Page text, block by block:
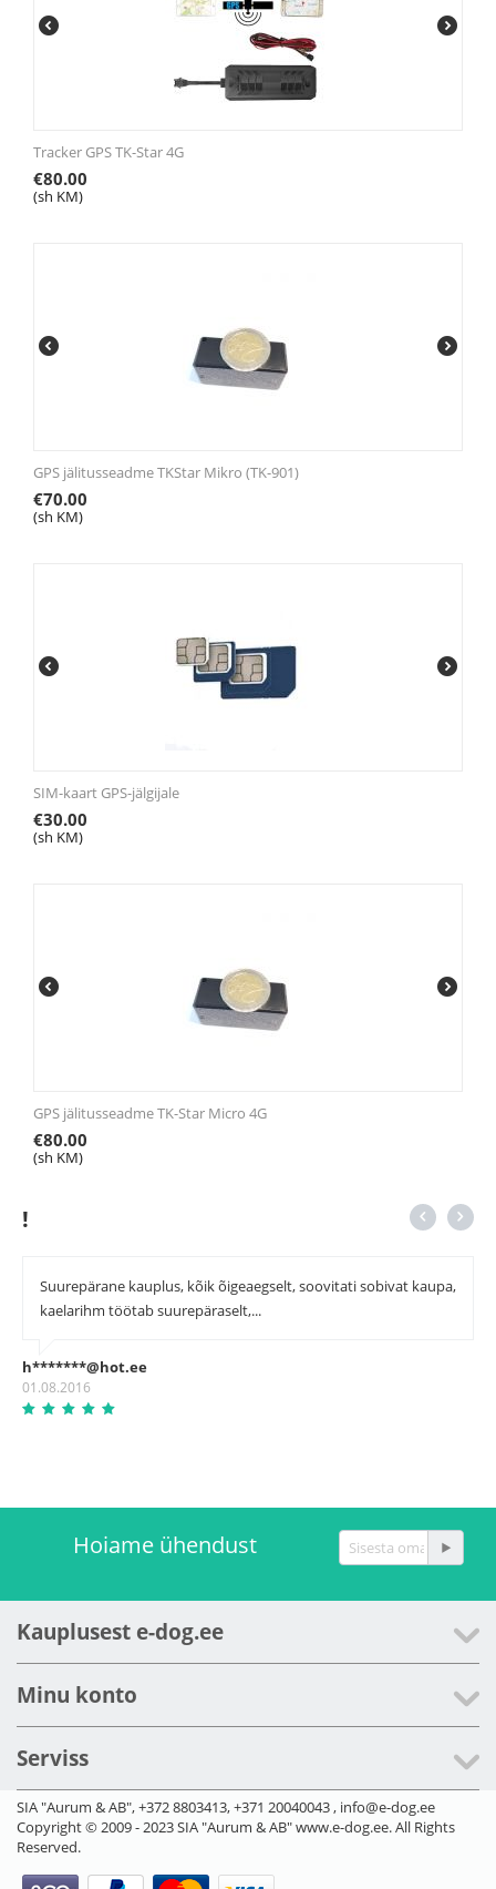
Tracker GPS TK-Star 4G
€80.00
(sh KM)
GPS jälitusseadme TKStar Mikro (TK-901)
€70.00
(sh KM)
SIM-kaart GPS-jälgijale
€30.00
(sh KM)
GPS jälitusseadme TK-Star Micro 4G
€80.00
(sh KM)
!
Suurepärane kauplus, kõik õigeaegselt, soovitati sobivat kaupa,
kaelarihm töötab suurepäraselt,...
h*******@hot.ee
01.08.2016
Hoiame ühendust
Kauplusest e-dog.ee
Minu konto
Serviss
SIA "Aurum & AB", +372 8803413, +371 20040043 , info@e-dog.ee
Copyright © 2009 - 2023 SIA "Aurum & AB" www.e-dog.ee. All Rights
Reserved.